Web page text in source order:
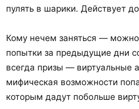
пулять в шарики. Действует
Кому нечем заняться — можно
попытки за предыдущие дни
всегда призы — виртуальные
мифическая возможности
которым дадут побольше